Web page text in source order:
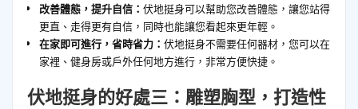
改善體態，提升自信： 伏地挺身可以幫助您改善體態，讓您站得
更直、走得更有自信，同時也能讓您看起來更年輕。
在家即可進行，省時省力： 伏地挺身不需要任何器材，您可以在
家裡、健身房或戶外任何地方進行，非常方便快捷。
伏地挺身的好處三：雕塑胸型，打造性